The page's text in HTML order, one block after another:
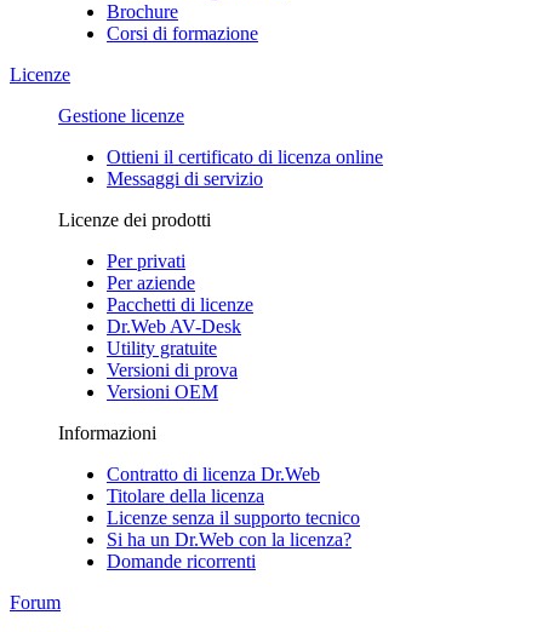
Brochure
Corsi di formazione
Licenze
Gestione licenze
Ottieni il certificato di licenza online
Messaggi di servizio
Licenze dei prodotti
Per privati
Per aziende
Pacchetti di licenze
Dr.Web AV-Desk
Utility gratuite
Versioni di prova
Versioni OEM
Informazioni
Contratto di licenza Dr.Web
Titolare della licenza
Licenze senza il supporto tecnico
Si ha un Dr.Web con la licenza?
Domande ricorrenti
Forum